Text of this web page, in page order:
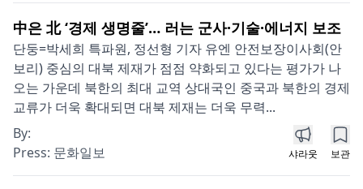
中은 北 ‘경제 생명줄’… 러는 군사·기술·에너지 보조
단둥=박세희 특파원, 정선형 기자 유엔 안전보장이사회(안
보리) 중심의 대북 제재가 점점 약화되고 있다는 평가가 나
오는 가운데 북한의 최대 교역 상대국인 중국과 북한의 경제
교류가 더욱 확대되면 대북 제재는 더욱 무력...
By:
Press: 문화일보 샤라웃 보관